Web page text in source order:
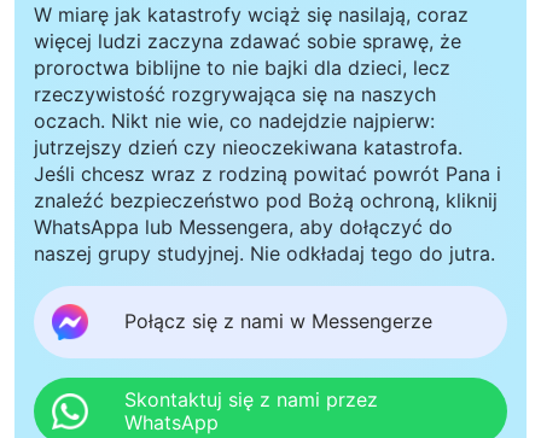
W miarę jak katastrofy wciąż się nasilają, coraz
więcej ludzi zaczyna zdawać sobie sprawę, że
proroctwa biblijne to nie bajki dla dzieci, lecz
rzeczywistość rozgrywająca się na naszych
oczach. Nikt nie wie, co nadejdzie najpierw:
jutrzejszy dzień czy nieoczekiwana katastrofa.
Jeśli chcesz wraz z rodziną powitać powrót Pana i
znaleźć bezpieczeństwo pod Bożą ochroną, kliknij
WhatsAppa lub Messengera, aby dołączyć do
naszej grupy studyjnej. Nie odkładaj tego do jutra.
Połącz się z nami w Messengerze
Skontaktuj się z nami przez
WhatsApp